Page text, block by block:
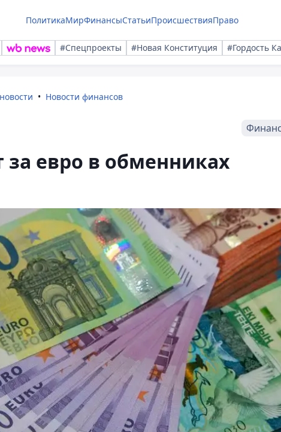
ПолитикаМирФинансыСтатьиПроисшествияПраво
#Спецпроекты #Новая Конституция #Гордость
Новости финансов
за евро в обменниках